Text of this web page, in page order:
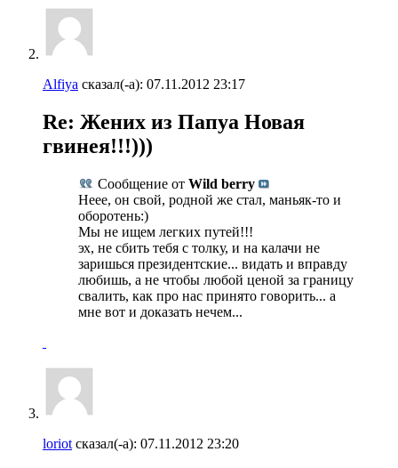
Alfiya сказал(-а): 07.11.2012 23:17
Re: Жених из Папуа Новая
гвинея!!!)))
Сообщение от Wild berry
Неее, он свой, родной же стал, маньяк-то и
оборотень:)
Мы не ищем легких путей!!!
эх, не сбить тебя с толку, и на калачи не
заришься президентские... видать и вправду
любишь, а не чтобы любой ценой за границу
свалить, как про нас принято говорить... а
мне вот и доказать нечем...
loriot сказал(-а): 07.11.2012 23:20